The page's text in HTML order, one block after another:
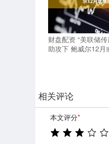
财盘配资 “美联储
助攻下 鲍威尔12月
相关评论
本文评分*